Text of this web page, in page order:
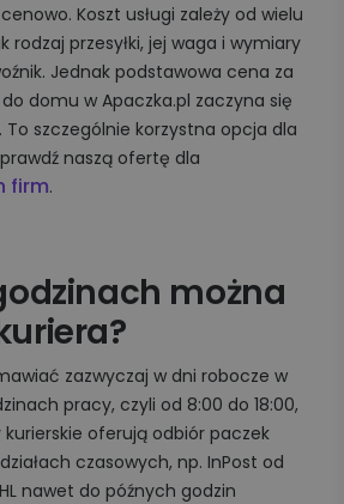
Koszt usługi zależy od wielu
rodzaj przesyłki, jej waga i wymiary
Jednak podstawowa cena za
domu w Apaczka.pl zaczyna się
. To szczególnie korzystna opcja dla
naszą ofertę dla
firm.
można
zazwyczaj w dni robocze w
pracy, czyli od 8:00 do 18:00,
oferują odbiór paczek
czasowych, np. InPost od
nawet do późnych godzin